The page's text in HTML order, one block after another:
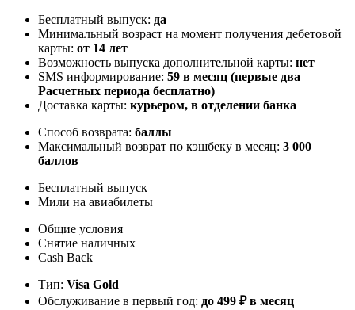
Бесплатный выпуск: да
Минимальный возраст на момент получения дебетовой
карты: от 14 лет
Возможность выпуска дополнительной карты: нет
SMS информирование: 59 в месяц (первые два
Расчетных периода бесплатно)
Доставка карты: курьером, в отделении банка
Способ возврата: баллы
Максимальный возврат по кэшбеку в месяц: 3 000
баллов
Бесплатный выпуск
Мили на авиабилеты
Общие условия
Снятие наличных
Cash Back
Тип: Visa Gold
Обслуживание в первый год: до 499 ₽ в месяц